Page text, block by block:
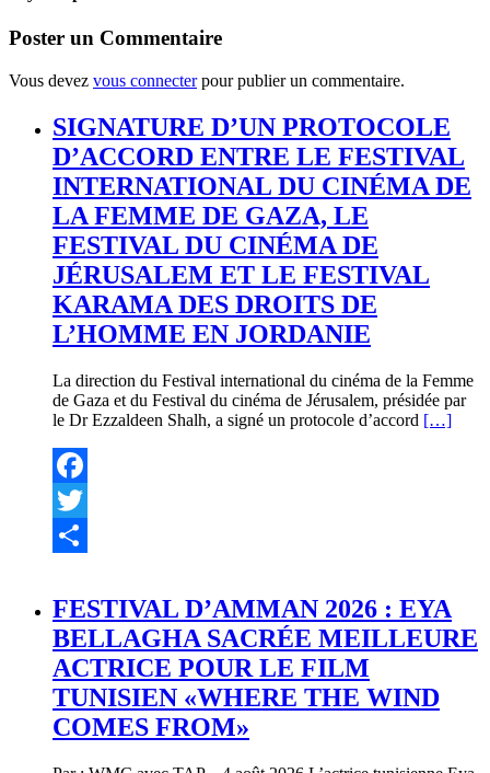
Poster un Commentaire
Vous devez vous connecterpour publier un commentaire.
SIGNATURE D’UN PROTOCOLE
D’ACCORD ENTRE LE FESTIVAL
INTERNATIONAL DU CINÉMA DE
LA FEMME DE GAZA, LE
FESTIVAL DU CINÉMA DE
JÉRUSALEM ET LE FESTIVAL
KARAMA DES DROITS DE
L’HOMME EN JORDANIE
La direction du Festival international du cinéma de la Femme
de Gaza et du Festival du cinéma de Jérusalem, présidée par
le Dr Ezzaldeen Shalh, a signé un protocole d’accord […]
Facebook
Twitter
FESTIVAL D’AMMAN 2026 : EYA
BELLAGHA SACRÉE MEILLEURE
ACTRICE POUR LE FILM
TUNISIEN «WHERE THE WIND
COMES FROM»